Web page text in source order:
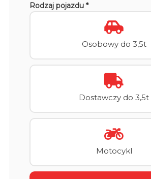
Rodzaj pojazdu *
Osobowy do 3,5t
Dostawczy do 3,5t
Motocykl